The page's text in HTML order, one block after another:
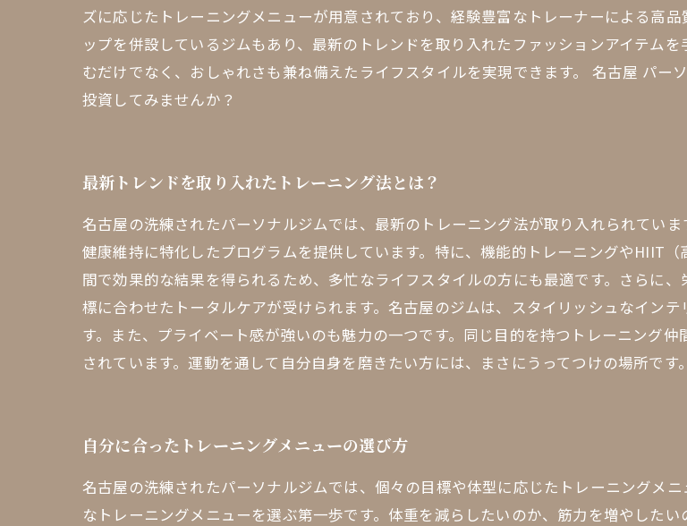
ズに応じたトレーニングメニューが用意されており、経験豊富なトレーナーによる高
ップを併設しているジムもあり、最新のトレンドを取り入れたファッションアイテム
むだけでなく、おしゃれさも兼ね備えたライフスタイルを実現できます。 名古屋 パー
投資してみませんか？
最新トレンドを取り入れたトレーニング法とは？
名古屋の洗練されたパーソナルジムでは、最新のトレーニング法が取り入れられてい
健康維持に特化したプログラムを提供しています。特に、機能的トレーニングやHIIT
間で効果的な結果を得られるため、多忙なライフスタイルの方にも最適です。さらに
標に合わせたトータルケアが受けられます。名古屋のジムは、スタイリッシュなイン
す。また、プライベート感が強いのも魅力の一つです。同じ目的を持つトレーニング
されています。運動を通して自分自身を磨きたい方には、まさにうってつけの場所です。
自分に合ったトレーニングメニューの選び方
名古屋の洗練されたパーソナルジムでは、個々の目標や体型に応じたトレーニングメ
なトレーニングメニューを選ぶ第一歩です。体重を減らしたいのか、筋力を増やした